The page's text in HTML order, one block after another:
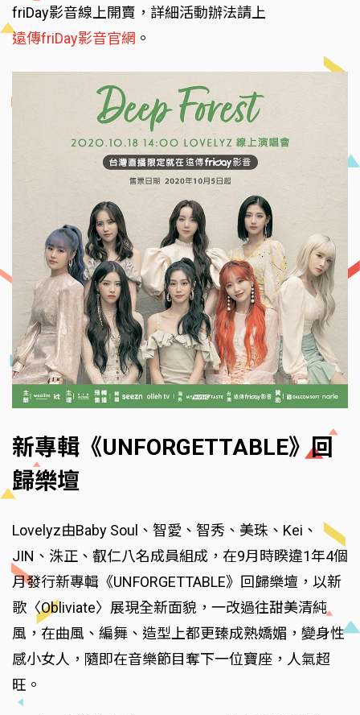
friDay影音線上開賣，詳細活動辦法請上
遠傳friDay影音官網 。
新專輯《UNFORGETTABLE》回
歸樂壇
Lovelyz由Baby Soul、智愛、智秀、美珠、Kei、
JIN、洙正、叡仁八名成員組成，在9月時睽違1年4個
月發行新專輯《UNFORGETTABLE》回歸樂壇，以新
歌〈Obliviate〉展現全新面貌，一改過往甜美清純
風，在曲風、編舞、造型上都更臻成熟嬌媚，變身性
感小女人，隨即在音樂節目奪下一位寶座，人氣超
旺。